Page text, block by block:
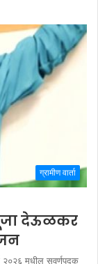
ग्रामीण वार्ता
देऊळकर
मधील सुवर्णपदक